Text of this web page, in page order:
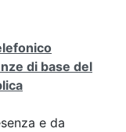
di base del
e da